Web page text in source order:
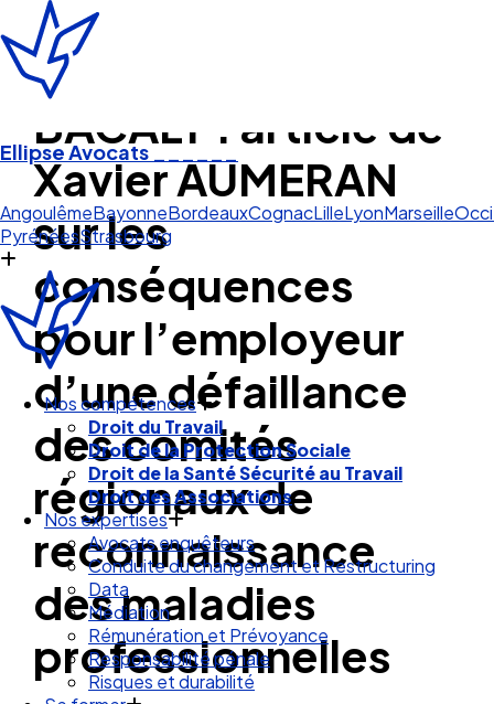
Ellipse Avocats______
AngoulêmeBayonneBordeauxCognacLilleLyonMarseille
PyrénéesStrasbourg
Nos compétences
Droit du Travail
Droit de la Protection Sociale
Droit de la Santé Sécurité au Travail
Droit des Associations
Nos expertises
Avocats enquêteurs
Conduite du changement et Restructuring
Data
Médiation
Rémunération et Prévoyance
Responsabilité pénale
Risques et durabilité
BACALY : article de
Xavier AUMERAN
sur les
conséquences
pour l’employeur
d’une défaillance
des comités
régionaux de
reconnaissance
des maladies
professionnelles